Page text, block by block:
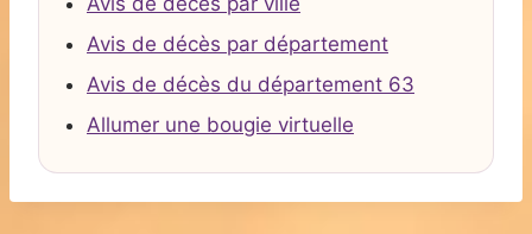
Avis de décès par département
Avis de décès du département 63
Allumer une bougie virtuelle